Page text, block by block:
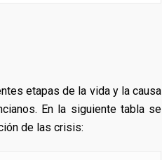
etapas de la vida y la causa
En la siguiente tabla se
de las crisis: